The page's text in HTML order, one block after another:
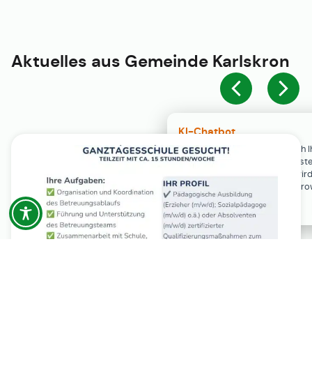
KI-Chatbot
Der KI-Chatbot steht erst nach
Einwilligung in den Cookie-
Verfügung. Der Chat-Verlauf
ausschließlich lokal in Ihrem
gespeichert.
Aktuelles aus Gemeinde Karlskron